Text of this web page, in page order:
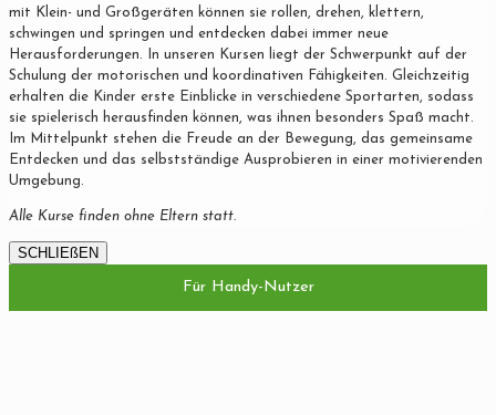
mit Klein- und Großgeräten können sie rollen, drehen, klettern,
schwingen und springen und entdecken dabei immer neue
Herausforderungen. In unseren Kursen liegt der Schwerpunkt auf der
Schulung der motorischen und koordinativen Fähigkeiten. Gleichzeitig
erhalten die Kinder erste Einblicke in verschiedene Sportarten, sodass
sie spielerisch herausfinden können, was ihnen besonders Spaß macht.
Im Mittelpunkt stehen die Freude an der Bewegung, das gemeinsame
Entdecken und das selbstständige Ausprobieren in einer motivierenden
Umgebung.
Alle Kurse finden ohne Eltern statt.
SCHLIEßEN
Für Handy-Nutzer